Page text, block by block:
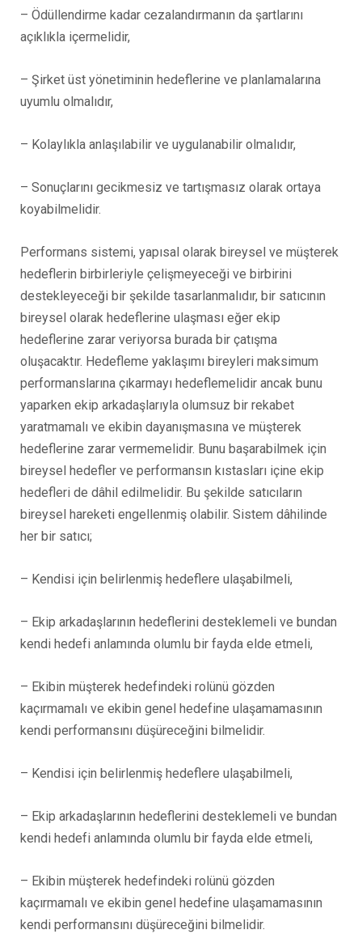
– Ödüllendirme kadar cezalandırmanın da şartlarını
açıklıkla içermelidir,
– Şirket üst yönetiminin hedeflerine ve planlamalarına
uyumlu olmalıdır,
– Kolaylıkla anlaşılabilir ve uygulanabilir olmalıdır,
– Sonuçlarını gecikmesiz ve tartışmasız olarak ortaya
koyabilmelidir.
Performans sistemi, yapısal olarak bireysel ve müşterek
hedeflerin birbirleriyle çelişmeyeceği ve birbirini
destekleyeceği bir şekilde tasarlanmalıdır, bir satıcının
bireysel olarak hedeflerine ulaşması eğer ekip
hedeflerine zarar veriyorsa burada bir çatışma
oluşacaktır. Hedefleme yaklaşımı bireyleri maksimum
performanslarına çıkarmayı hedeflemelidir ancak bunu
yaparken ekip arkadaşlarıyla olumsuz bir rekabet
yaratmamalı ve ekibin dayanışmasına ve müşterek
hedeflerine zarar vermemelidir. Bunu başarabilmek için
bireysel hedefler ve performansın kıstasları içine ekip
hedefleri de dâhil edilmelidir. Bu şekilde satıcıların
bireysel hareketi engellenmiş olabilir. Sistem dâhilinde
her bir satıcı;
– Kendisi için belirlenmiş hedeflere ulaşabilmeli,
– Ekip arkadaşlarının hedeflerini desteklemeli ve bundan
kendi hedefi anlamında olumlu bir fayda elde etmeli,
– Ekibin müşterek hedefindeki rolünü gözden
kaçırmamalı ve ekibin genel hedefine ulaşamamasının
kendi performansını düşüreceğini bilmelidir.
– Kendisi için belirlenmiş hedeflere ulaşabilmeli,
– Ekip arkadaşlarının hedeflerini desteklemeli ve bundan
kendi hedefi anlamında olumlu bir fayda elde etmeli,
– Ekibin müşterek hedefindeki rolünü gözden
kaçırmamalı ve ekibin genel hedefine ulaşamamasının
kendi performansını düşüreceğini bilmelidir.